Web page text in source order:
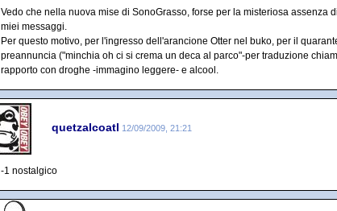
Vedo che nella nuova mise di SonoGrasso, forse per la misteriosa assenza
miei messaggi.
Per questo motivo, per l'ingresso dell'arancione Otter nel buko, per il
preannuncia ("minchia oh ci si crema un deca al parco"-per traduzione
rapporto con droghe -immagino leggere- e alcool.
quetzalcoatl 12/09/2009, 21:21
-1 nostalgico